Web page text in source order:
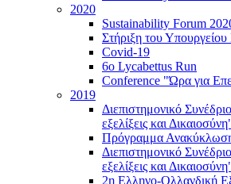
2020
Sustainability Forum
Στήριξη του Υπουργείου
Covid-19
6ο Lycabettus Run
Conference "Ώρα για
2019
Διεπιστημονικό
εξελίξεις και
Πρόγραμμα
Διεπιστημονικό
εξελίξεις και
2η Ελληνο-Ολλανδική